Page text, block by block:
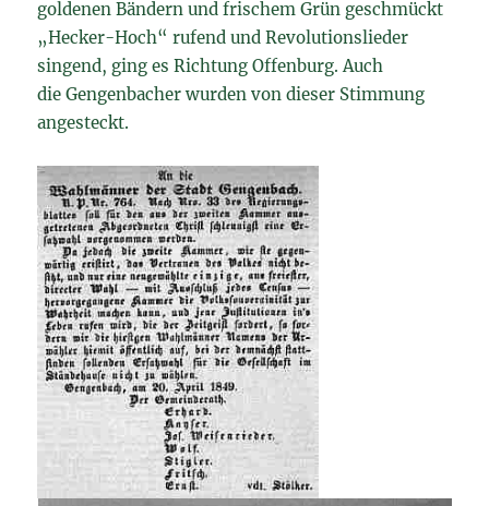
goldenen Bändern und frischem Grün geschmückt
„Hecker-Hoch“ rufend und Revolutionslieder
singend, ging es Richtung Offenburg. Auch
die Gengenbacher wurden von dieser Stimmung
angesteckt.